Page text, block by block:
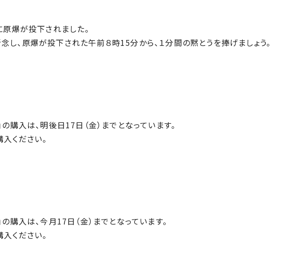
爆が投下されました。
、原爆が投下された午前８時15分から、１分間の黙とうを捧げましょう。
購入は、明後日17日（金）までとなっています。
ください。
購入は、今月17日（金）までとなっています。
ください。